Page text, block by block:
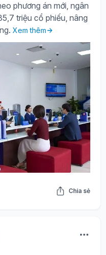
phương án mới, ngân
triệu cổ phiếu, nâng
Xem thêm
Chia sẻ